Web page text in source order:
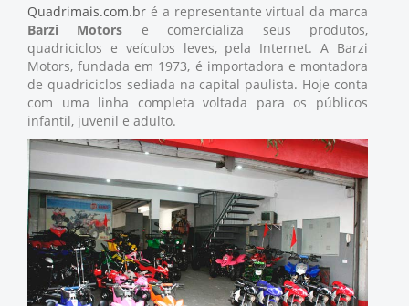
Quadrimais.com.br é a representante virtual da marca
Barzi Motors e comercializa seus produtos,
quadriciclos e veículos leves, pela Internet. A Barzi
Motors, fundada em 1973, é importadora e montadora
de quadriciclos sediada na capital paulista. Hoje conta
com uma linha completa voltada para os públicos
infantil, juvenil e adulto.